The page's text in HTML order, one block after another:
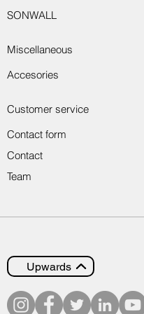
Customer service
Miscellaneous
Accesories
Contact form
Contact
Team
SONWALL
Upwards